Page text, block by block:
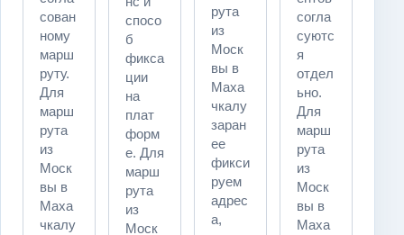
сован
ному
марш
руту.
Для
марш
рута
из
Моск
вы в
Маха
чкалу
спосо
б
фикса
ции
на
плат
форм
е. Для
марш
рута
из
Моск
рута
из
Моск
вы в
Маха
чкалу
заран
ее
фикси
руем
адрес
а,
согла
суютс
я
отдел
ьно.
Для
марш
рута
из
Моск
вы в
Маха